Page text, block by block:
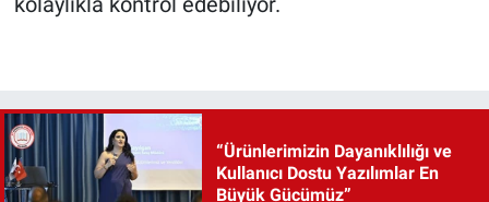
“Ürünlerimizin Dayanıklılığı ve
Kullanıcı Dostu Yazılımlar En
Büyük Gücümüz”